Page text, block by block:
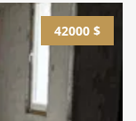
42000 $